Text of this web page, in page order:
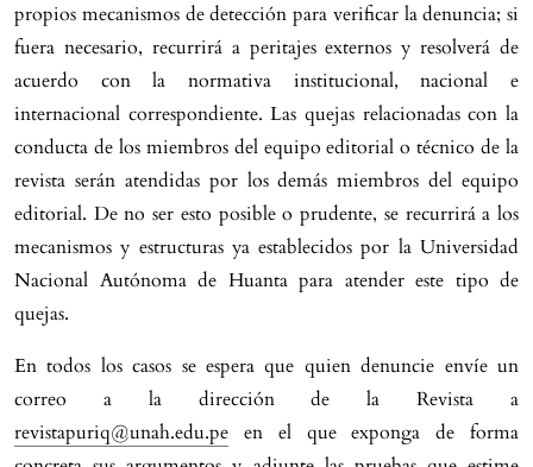
propios mecanismos de detección para verificar la denuncia; si
fuera necesario, recurrirá a peritajes externos y resolverá de
acuerdo con la normativa institucional, nacional e
internacional correspondiente. Las quejas relacionadas con la
conducta de los miembros del equipo editorial o técnico de la
revista serán atendidas por los demás miembros del equipo
editorial. De no ser esto posible o prudente, se recurrirá a los
mecanismos y estructuras ya establecidos por la Universidad
Nacional Autónoma de Huanta para atender este tipo de
quejas.
En todos los casos se espera que quien denuncie envíe un
correo a la dirección de la Revista a
revistapuriq@unah.edu.pe en el que exponga de forma